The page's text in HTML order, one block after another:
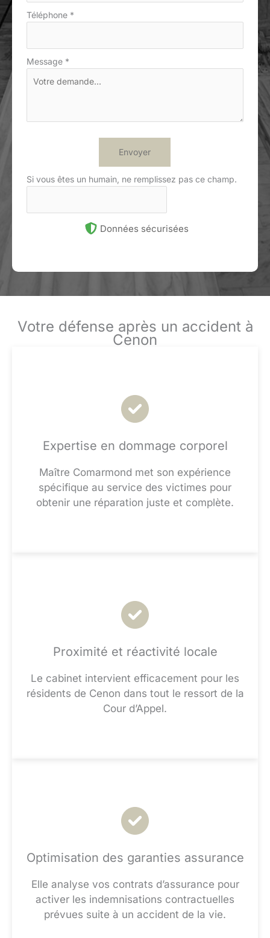
Téléphone *
Message *
Envoyer
Si vous êtes un humain, ne remplissez pas ce champ.
Données sécurisées
Votre défense après un accident à
Cenon
Expertise en dommage corporel
Maître Comarmond met son expérience
spécifique au service des victimes pour
obtenir une réparation juste et complète.
Proximité et réactivité locale
Le cabinet intervient efficacement pour les
résidents de Cenon dans tout le ressort de la
Cour d’Appel.
Optimisation des garanties assurance
Elle analyse vos contrats d’assurance pour
activer les indemnisations contractuelles
prévues suite à un accident de la vie.